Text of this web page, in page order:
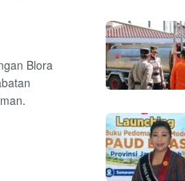
Blora